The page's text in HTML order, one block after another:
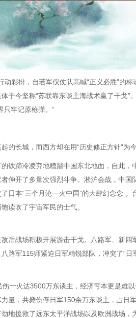
彩排，自若军仪仗队高喊“正义必胜”的
于今坚称“苏联靠东谈主海战术赢了干戈
只牢记原枪弹。”
的长城，而西方却在用“历史修正方针”为
铁蹄冷凌弃地糟踏中国东北地面，自此，
伸开了多量次强烈斗争。淞沪会战，中
日本“三个月沦一火中国”的大肆幻念念
读吹了宇宙军民的士气。
后战场积极开展游击干戈。八路军、新
路军115师紧迫日军精锐部队，冲突了“
一火达3500万东谈主，经济亏本更是难
量，共毙伤俘日军150余万东谈主，占日
地援救了远东太平洋战场以及欧洲战场，